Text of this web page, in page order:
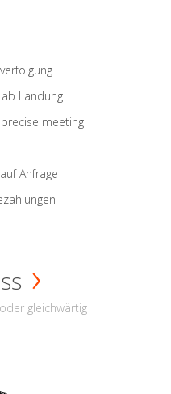
Landung
meeting
Anfrage
gleichwärtig